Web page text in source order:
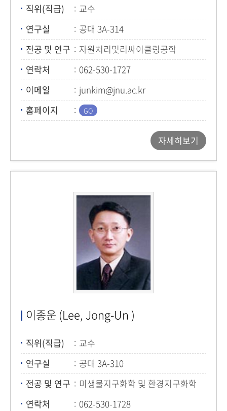
직위(직급)
교수
연구실
공대 3A-314
전공 및 연구
자원처리및리싸이클링공학
연락처
062-530-1727
이메일
junkim@jnu.ac.kr
홈페이지
자세히보기
이종운 (Lee, Jong-Un )
직위(직급)
교수
연구실
공대 3A-310
전공 및 연구
미생물지구화학 및 환경지구화학
연락처
062-530-1728